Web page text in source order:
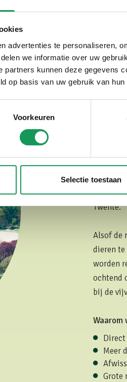
advertenties te personaliseren,
we informatie over uw
partners kunnen deze gegevens
op basis van uw gebruik van
Voorkeuren
Selectie toestaan
Het
zonder
andere
heide
Juist
tegen.
Twente.
Alsof de
dieren
worden
ochtend
bij de
Waarom
Meer
Grote